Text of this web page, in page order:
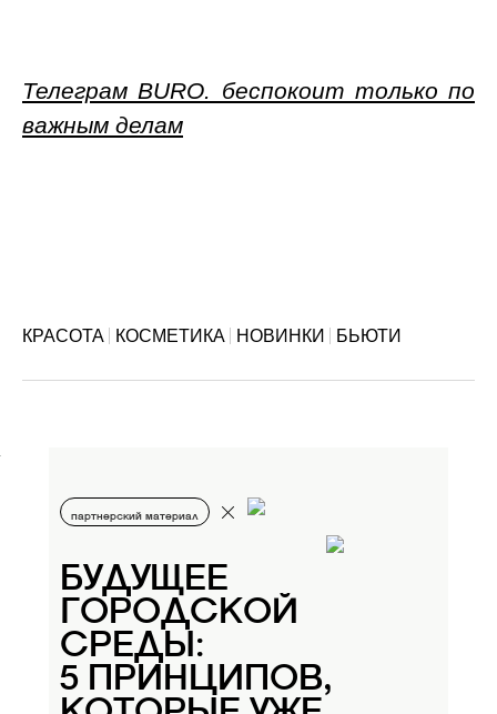
Телеграм BURO. беспокоит только по
важным делам
КРАСОТА КОСМЕТИКА НОВИНКИ БЬЮТИ
партнерский материал
БУДУЩЕЕ
ГОРОДСКОЙ
СРЕДЫ:
5 ПРИНЦИПОВ,